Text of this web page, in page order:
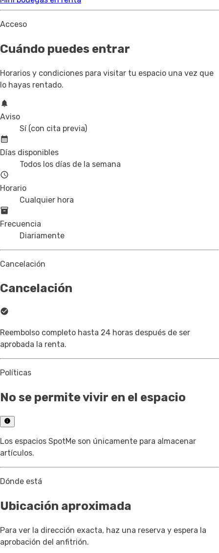
Acceso
Cuándo puedes entrar
Horarios y condiciones para visitar tu espacio una vez que
lo hayas rentado.
Aviso
Sí (con cita previa)
Días disponibles
Todos los días de la semana
Horario
Cualquier hora
Frecuencia
Diariamente
Cancelación
Cancelación
Reembolso completo hasta 24 horas después de ser
aprobada la renta.
Políticas
No se permite vivir en el espacio
Los espacios SpotMe son únicamente para almacenar
artículos.
Dónde está
Ubicación aproximada
Para ver la dirección exacta, haz una reserva y espera la
aprobación del anfitrión.